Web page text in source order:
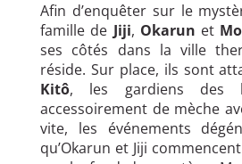
Afin d’enquêter sur le
famille de Jiji, Okarun et
ses côtés dans la ville
réside. Sur place, ils sont
Kitô, les gardiens des
accessoirement de mèche
vite, les événements
qu’Okarun et Jiji